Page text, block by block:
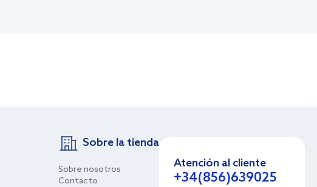
Sobre la tienda
Sobre nosotros
Contacto
Atención al cliente
+34(856)639025